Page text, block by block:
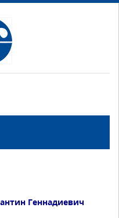
Геннадиевич